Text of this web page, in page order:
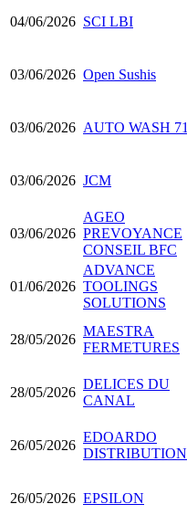
04/06/2026 SCI LBI
03/06/2026 Open Sushis
03/06/2026 AUTO WASH 71
03/06/2026 JCM
03/06/2026
AGEO
PREVOYANCE
CONSEIL BFC
01/06/2026
ADVANCE
TOOLINGS
SOLUTIONS
28/05/2026
MAESTRA
FERMETURES
28/05/2026
DELICES DU
CANAL
26/05/2026
EDOARDO
DISTRIBUTION
26/05/2026 EPSILON